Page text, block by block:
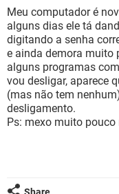
INSTAGRAM
GUIA DE COMPRAS
OUTLOOK
INSTAGRAM
GUIA DE COMPRAS
JOGOS
CELULAR
OUTLOOK
INSTAGRAM
GUIA DE COMPRAS
Meu computador é
alguns dias ele tá
digitando a senha
e ainda demora muito
alguns programas
vou desligar, aparece
(mas não tem
desligamento.
Ps: mexo muito